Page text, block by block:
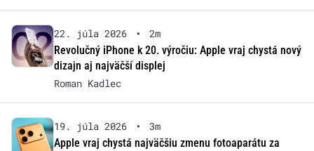
22. júla 2026 •
2m
Revolučný iPhone k 20. výročiu: Apple vraj chystá nový
dizajn aj najväčší displej
Roman Kadlec
19. júla 2026 •
3m
Apple vraj chystá najväčšiu zmenu fotoaparátu za